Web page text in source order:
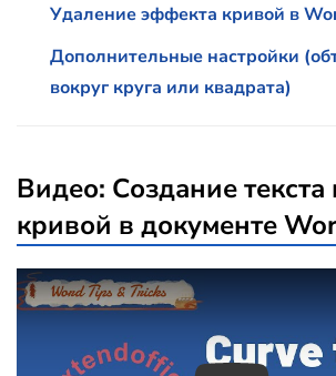
Удаление эффекта кривой в
Дополнительные настройки
вокруг круга или квадрата)
Видео: Создание текста
кривой в документе